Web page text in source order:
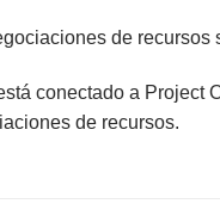
de
conectado a Project
de recursos.